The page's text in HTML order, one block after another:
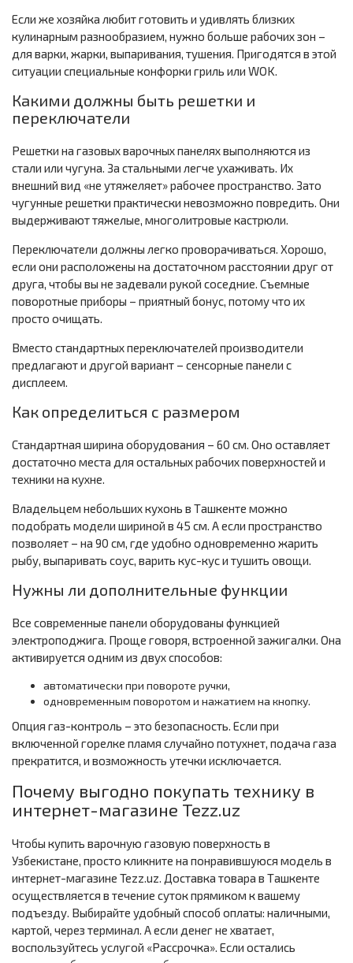
Если же хозяйка любит готовить и удивлять близких
кулинарным разнообразием, нужно больше рабочих зон –
для варки, жарки, выпаривания, тушения. Пригодятся в этой
ситуации специальные конфорки гриль или WOK.
Какими должны быть решетки и
переключатели
Решетки на газовых варочных панелях выполняются из
стали или чугуна. За стальными легче ухаживать. Их
внешний вид «не утяжеляет» рабочее пространство. Зато
чугунные решетки практически невозможно повредить. Они
выдерживают тяжелые, многолитровые кастрюли.
Переключатели должны легко проворачиваться. Хорошо,
если они расположены на достаточном расстоянии друг от
друга, чтобы вы не задевали рукой соседние. Съемные
поворотные приборы – приятный бонус, потому что их
просто очищать.
Вместо стандартных переключателей производители
предлагают и другой вариант – сенсорные панели с
дисплеем.
Как определиться с размером
Стандартная ширина оборудования – 60 см. Оно оставляет
достаточно места для остальных рабочих поверхностей и
техники на кухне.
Владельцем небольших кухонь в Ташкенте можно
подобрать модели шириной в 45 см. А если пространство
позволяет – на 90 см, где удобно одновременно жарить
рыбу, выпаривать соус, варить кус-кус и тушить овощи.
Нужны ли дополнительные функции
Все современные панели оборудованы функцией
электроподжига. Проще говоря, встроенной зажигалки. Она
активируется одним из двух способов:
автоматически при повороте ручки,
одновременным поворотом и нажатием на кнопку.
Опция газ-контроль – это безопасность. Если при
включенной горелке пламя случайно потухнет, подача газа
прекратится, и возможность утечки исключается.
Почему выгодно покупать технику в
интернет-магазине Tezz.uz
Чтобы купить варочную газовую поверхность в
Узбекистане, просто кликните на понравившуюся модель в
интернет-магазине Tezz.uz. Доставка товара в Ташкенте
осуществляется в течение суток прямиком к вашему
подъезду. Выбирайте удобный способ оплаты: наличными,
картой, через терминал. А если денег не хватает,
воспользуйтесь услугой «Рассрочка». Если остались